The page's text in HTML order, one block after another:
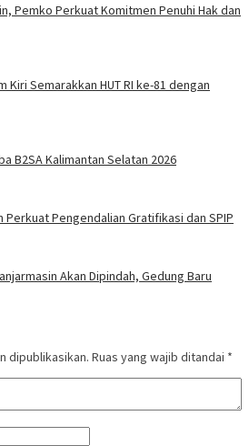
Pemko Perkuat Komitmen Penuhi Hak dan
Kiri Semarakkan HUT RI ke-81 dengan
B2SA Kalimantan Selatan 2026
Perkuat Pengendalian Gratifikasi dan SPIP
Akan Dipindah, Gedung Baru
dipublikasikan. Ruas yang wajib ditandai *